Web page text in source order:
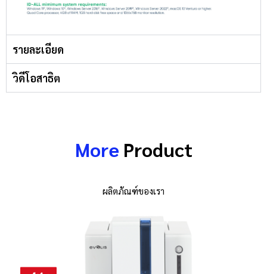
รายละเอียด
วิดีโอสาธิต
More Product
ผลิตภัณฑ์ของเรา